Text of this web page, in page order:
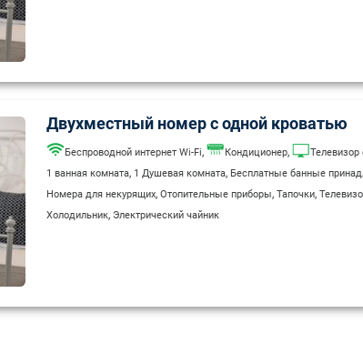
Двухместный номер с одной кроватью
Беспроводной интернет Wi-Fi, Кондиционер,
1 ванная комната, 1 Душевая комната, Бесплатные банные
Номера для некурящих, Отопительные приборы, Тапочки,
Холодильник, Электрический чайник